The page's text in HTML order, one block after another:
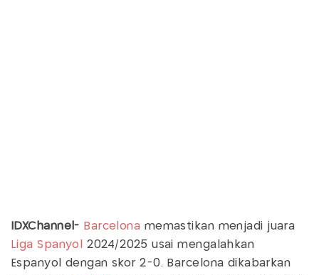
IDXChannel- Barcelona memastikan menjadi juara
Liga Spanyol
2024/2025 usai mengalahkan
Espanyol dengan skor 2-0. Barcelona dikabarkan